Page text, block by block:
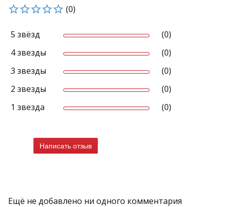
(0)
5 звёзд
(0)
4 звезды
(0)
3 звезды
(0)
2 звезды
(0)
1 звезда
(0)
Написать отзыв
Ещё не добавлено ни одного комментария